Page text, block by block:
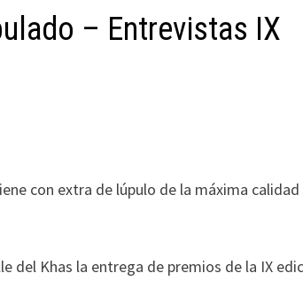
– Entrevistas IX
con extra de lúpulo de la máxima calidad
del Khas la entrega de premios de la IX